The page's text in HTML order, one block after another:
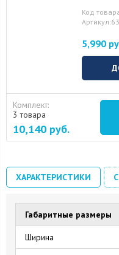
Код
5,990
Комплект:
3 товара
10,140 руб.
ХАРАКТЕРИСТИКИ
Габаритные размеры
Ширина